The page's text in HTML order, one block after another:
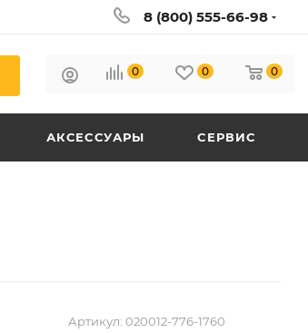
8 (800) 555-66-98
0 0 0
АКСЕССУАРЫ СЕРВИС
Артикул: 020012-776-1760